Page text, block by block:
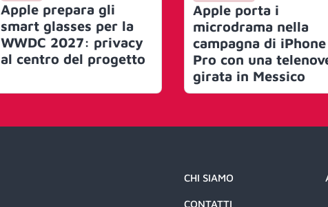
Apple prepara gli
smart glasses per la
WWDC 2027: privacy
al centro del progetto
Apple porta i
microdrama nella
campagna di iPhone
Pro con una
girata in Messico
CHI SIAMO
CONTATTI